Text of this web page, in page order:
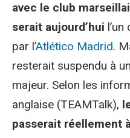
avec le club
serait aujourd’hui
par l’Atlético Madrid.
resterait suspendu à
majeur. Selon les
anglaise (TEAMTalk),
passerait réellement